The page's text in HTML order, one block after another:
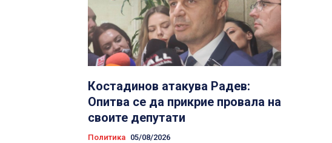
Костадинов атакува Радев:
Опитва се да прикрие провала на
своите депутати
Политика 05/08/2026